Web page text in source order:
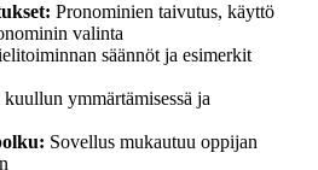
Pronominien taivutus, käyttö
valinta
säännöt ja esimerkit
kuullun ymmärtämisessä ja
Sovellus mukautuu oppijan